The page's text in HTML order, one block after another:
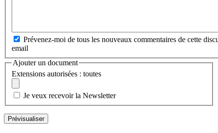
Prévenez-moi de tous les nouveaux commentaires de cette
email
Ajouter un document
Extensions autorisées : toutes
Je veux recevoir la Newsletter